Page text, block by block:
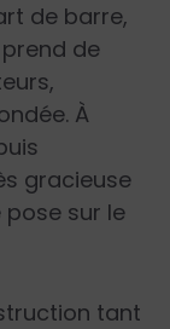
de barre,
de
,
À
gracieuse
pose sur le
tant